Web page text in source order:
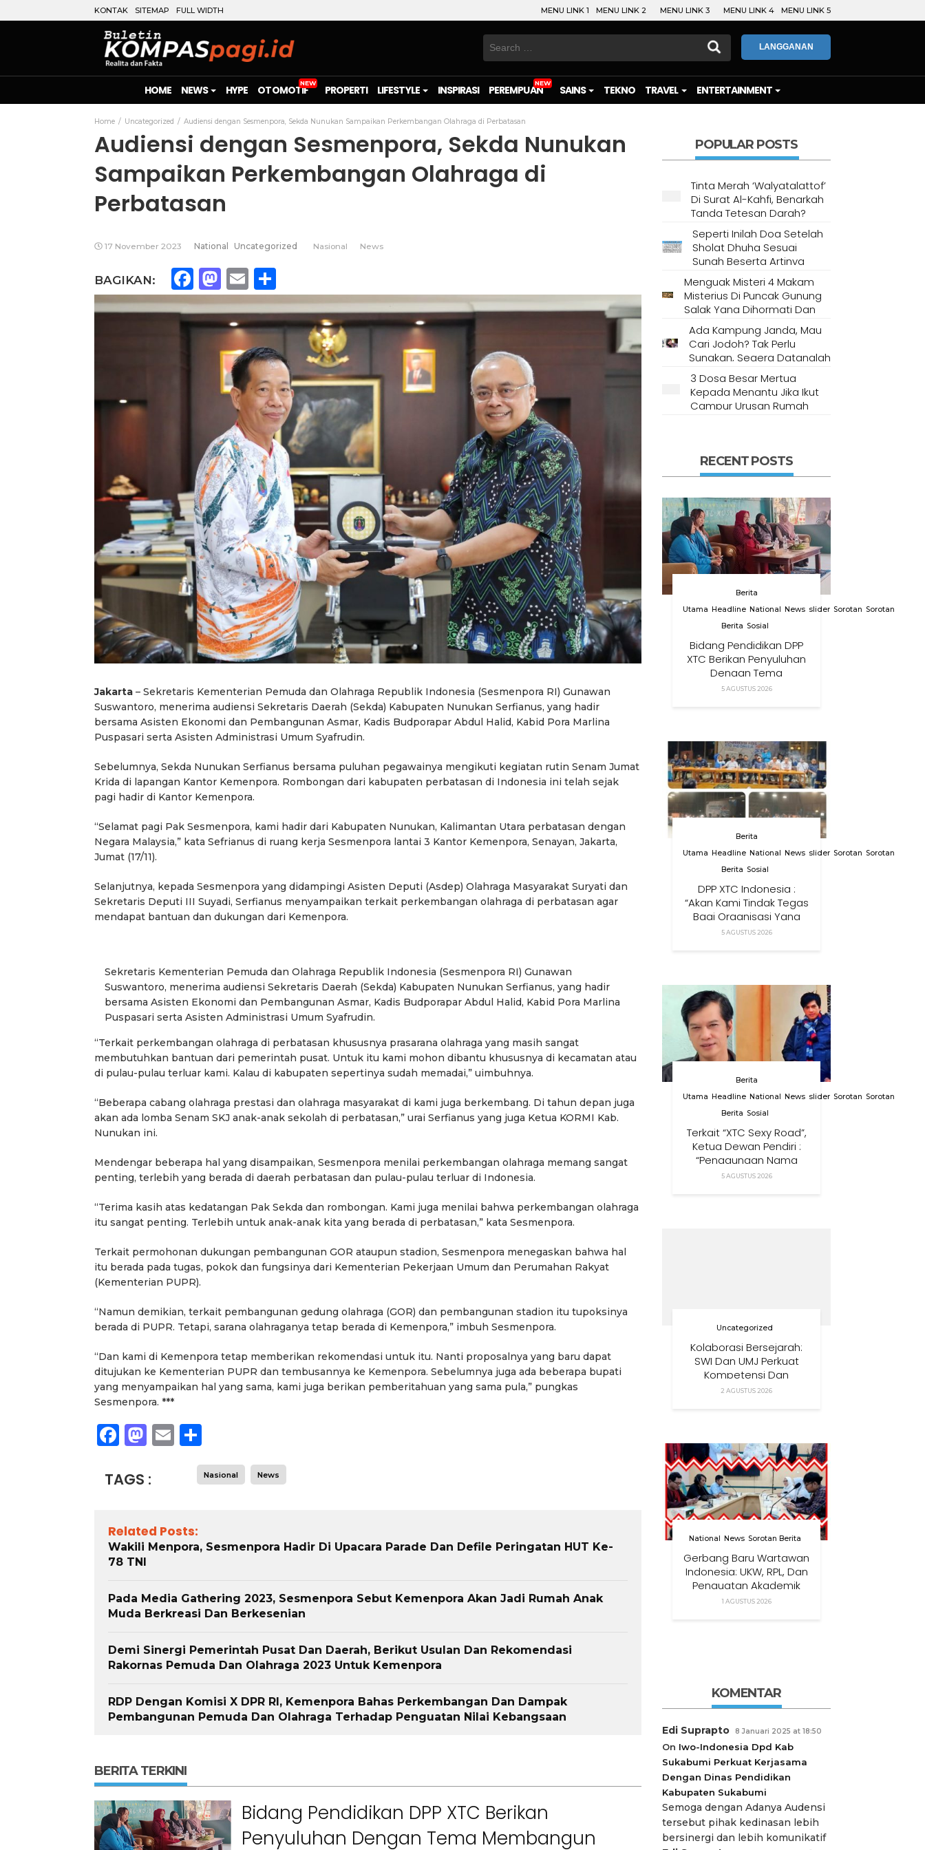
KONTAK SITEMAP FULL WIDTH MENU LINK 1 MENU LINK 2 MENU LINK 3 MENU LINK 4 MENU LINK 5
Search
LANGGANAN
HOME NEWS HYPE OTOMOTIF PROPERTI LIFESTYLE INSPIRASI PEREMPUAN SAINS TEKNO TRAVEL ENTERTAINMENT
Home Uncategorized Audiensi dengan Sesmenpora, Sekda Nunukan Sampaikan Perkembangan Olahraga di Perbatasan
Audiensi dengan Sesmenpora, Sekda Nunukan
Sampaikan Perkembangan Olahraga di
Perbatasan
17 November 2023 National Uncategorized Nasional News
BAGIKAN: Facebook
Mastodon
Email
Jakarta – Sekretaris Kementerian Pemuda dan Olahraga Republik Indonesia (Sesmenpora RI) Gunawan
Suswantoro, menerima audiensi Sekretaris Daerah (Sekda) Kabupaten Nunukan Serfianus, yang hadir
bersama Asisten Ekonomi dan Pembangunan Asmar, Kadis Budporapar Abdul Halid, Kabid Pora Marlina
Puspasari serta Asisten Administrasi Umum Syafrudin.
Sebelumnya, Sekda Nunukan Serfianus bersama puluhan pegawainya mengikuti kegiatan rutin Senam Jumat
Krida di lapangan Kantor Kemenpora. Rombongan dari kabupaten perbatasan di Indonesia ini telah sejak
pagi hadir di Kantor Kemenpora.
“Selamat pagi Pak Sesmenpora, kami hadir dari Kabupaten Nunukan, Kalimantan Utara perbatasan dengan
Negara Malaysia,” kata Sefrianus di ruang kerja Sesmenpora lantai 3 Kantor Kemenpora, Senayan, Jakarta,
Jumat (17/11).
Selanjutnya, kepada Sesmenpora yang didampingi Asisten Deputi (Asdep) Olahraga Masyarakat Suryati dan
Sekretaris Deputi III Suyadi, Serfianus menyampaikan terkait perkembangan olahraga di perbatasan agar
mendapat bantuan dan dukungan dari Kemenpora.
Sekretaris Kementerian Pemuda dan Olahraga Republik Indonesia (Sesmenpora RI) Gunawan
Suswantoro, menerima audiensi Sekretaris Daerah (Sekda) Kabupaten Nunukan Serfianus, yang hadir
bersama Asisten Ekonomi dan Pembangunan Asmar, Kadis Budporapar Abdul Halid, Kabid Pora Marlina
Puspasari serta Asisten Administrasi Umum Syafrudin.
“Terkait perkembangan olahraga di perbatasan khususnya prasarana olahraga yang masih sangat
membutuhkan bantuan dari pemerintah pusat. Untuk itu kami mohon dibantu khususnya di kecamatan atau
di pulau-pulau terluar kami. Kalau di kabupaten sepertinya sudah memadai,” uimbuhnya.
“Beberapa cabang olahraga prestasi dan olahraga masyarakat di kami juga berkembang. Di tahun depan juga
akan ada lomba Senam SKJ anak-anak sekolah di perbatasan,” urai Serfianus yang juga Ketua KORMI Kab.
Nunukan ini.
Mendengar beberapa hal yang disampaikan, Sesmenpora menilai perkembangan olahraga memang sangat
penting, terlebih yang berada di daerah perbatasan dan pulau-pulau terluar di Indonesia.
“Terima kasih atas kedatangan Pak Sekda dan rombongan. Kami juga menilai bahwa perkembangan olahraga
itu sangat penting. Terlebih untuk anak-anak kita yang berada di perbatasan,” kata Sesmenpora.
Terkait permohonan dukungan pembangunan GOR ataupun stadion, Sesmenpora menegaskan bahwa hal
itu berada pada tugas, pokok dan fungsinya dari Kementerian Pekerjaan Umum dan Perumahan Rakyat
(Kementerian PUPR).
“Namun demikian, terkait pembangunan gedung olahraga (GOR) dan pembangunan stadion itu tupoksinya
berada di PUPR. Tetapi, sarana olahraganya tetap berada di Kemenpora,” imbuh Sesmenpora.
“Dan kami di Kemenpora tetap memberikan rekomendasi untuk itu. Nanti proposalnya yang baru dapat
ditujukan ke Kementerian PUPR dan tembusannya ke Kemenpora. Sebelumnya juga ada beberapa bupati
yang menyampaikan hal yang sama, kami juga berikan pemberitahuan yang sama pula,” pungkas
Sesmenpora. ***
Facebook
Mastodon
Email
TAGS : Nasional News
Related Posts:
Wakili Menpora, Sesmenpora Hadir Di Upacara Parade Dan Defile Peringatan HUT Ke-
78 TNI
Pada Media Gathering 2023, Sesmenpora Sebut Kemenpora Akan Jadi Rumah Anak
Muda Berkreasi Dan Berkesenian
Demi Sinergi Pemerintah Pusat Dan Daerah, Berikut Usulan Dan Rekomendasi
Rakornas Pemuda Dan Olahraga 2023 Untuk Kemenpora
RDP Dengan Komisi X DPR RI, Kemenpora Bahas Perkembangan Dan Dampak
Pembangunan Pemuda Dan Olahraga Terhadap Penguatan Nilai Kebangsaan
BERITA TERKINI
Bidang Pendidikan DPP XTC Berikan
Penyuluhan Dengan Tema Membangun
POPULAR POSTS
Tinta Merah ‘Walyatalattof’
Di Surat Al-Kahfi, Benarkah
Tanda Tetesan Darah?
Seperti Inilah Doa Setelah
Sholat Dhuha Sesuai
Sunah Beserta Artinya
Menguak Misteri 4 Makam
Misterius Di Puncak Gunung
Salak Yang Dihormati Dan
Dianggap Tempat Suci Oleh
Masyarakat Setempat
Ada Kampung Janda, Mau
Cari Jodoh? Tak Perlu
Sungkan, Segera Datanglah
Ke Desa Ini
3 Dosa Besar Mertua
Kepada Menantu Jika Ikut
Campur Urusan Rumah
RECENT POSTS
Berita
Utama Headline National News slider Sorotan Sorotan
Berita Sosial
Bidang Pendidikan DPP
XTC Berikan Penyuluhan
Dengan Tema
Membangun Peran
5 AGUSTUS 2026
Berita
Utama
Headline National News slider Sorotan Sorotan
Berita Sosial
DPP XTC Indonesia :
“Akan Kami Tindak Tegas
Bagi Organisasi Yang
Menggunakan Nama,
5 AGUSTUS 2026
Berita
Utama
Headline National News slider Sorotan Sorotan
Berita Sosial
Terkait “XTC Sexy Road”,
Ketua Dewan Pendiri :
“Penggunaan Nama
Tersebut Telah
5 AGUSTUS 2026
Uncategorized
Kolaborasi Bersejarah:
SWI Dan UMJ Perkuat
Kompetensi Dan
Pendidikan Wartawan
2 AGUSTUS 2026
National News Sorotan Berita
Gerbang Baru Wartawan
Indonesia: UKW, RPL, Dan
Penguatan Akademik
Dalam Satu Kolaborasi
1 AGUSTUS 2026
KOMENTAR
Edi Suprapto 8 Januari 2025 at 18:50
On Iwo-Indonesia Dpd Kab
Sukabumi Perkuat Kerjasama
Dengan Dinas Pendidikan
Kabupaten Sukabumi
Semoga dengan Adanya Audensi
tersebut pihak kedinasan lebih
bersinergi dan lebih komunikatif